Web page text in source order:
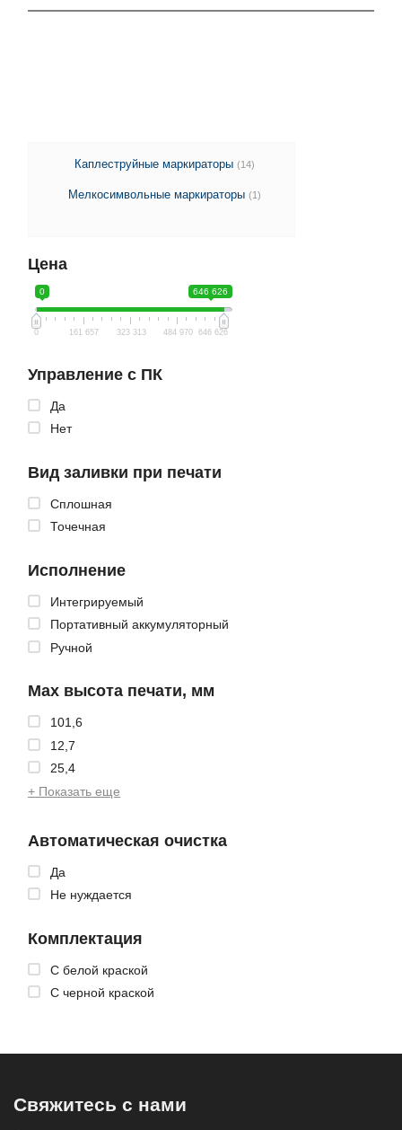
Каплеструйные маркираторы (14)
Мелкосимвольные маркираторы (1)
Цена
0 646 626
0 161 657 323 313 484 970 646 626
Управление с ПК
Да
Нет
Вид заливки при печати
Сплошная
Точечная
Исполнение
Интегрируемый
Портативный аккумуляторный
Ручной
Max высота печати, мм
101,6
12,7
25,4
+ Показать еще
Автоматическая очистка
Да
Не нуждается
Комплектация
С белой краской
С черной краской
Свяжитесь с нами